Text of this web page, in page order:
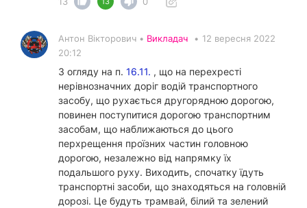
Антон Вікторович • Викладач • 12 вересня 2022
20:12
З огляду на п. 16.11. , що на перехресті
нерівнозначних доріг водій транспортного
засобу, що рухається другорядною дорогою,
повинен поступитися дорогою транспортним
засобам, що наближаються до цього
перхрещення проїзних частин головною
дорогою, незалежно від напрямку їх
подальшого руху. Виходить, спочатку їдуть
транспортні засоби, що знаходяться на головній
дорозі. Це будуть трамвай, білий та зелений